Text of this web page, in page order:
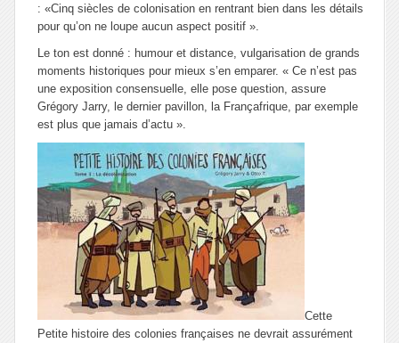
: «Cinq siècles de colonisation en rentrant bien dans les détails
pour qu’on ne loupe aucun aspect positif ».
Le ton est donné : humour et distance, vulgarisation de grands
moments historiques pour mieux s’en emparer. « Ce n’est pas
une exposition consensuelle, elle pose question , assure
Grégory Jarry,
le dernier pavillon, la Françafrique, par exemple
est plus que jamais d’actu ».
Cette
Petite histoire des colonies françaises ne devrait assurément